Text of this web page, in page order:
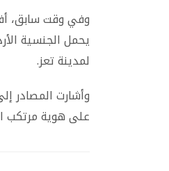
وفي وقت سابق،
يحمل الجنسية
لمدينة تعز.
وأشارت المصادر
على هوية مرتكب